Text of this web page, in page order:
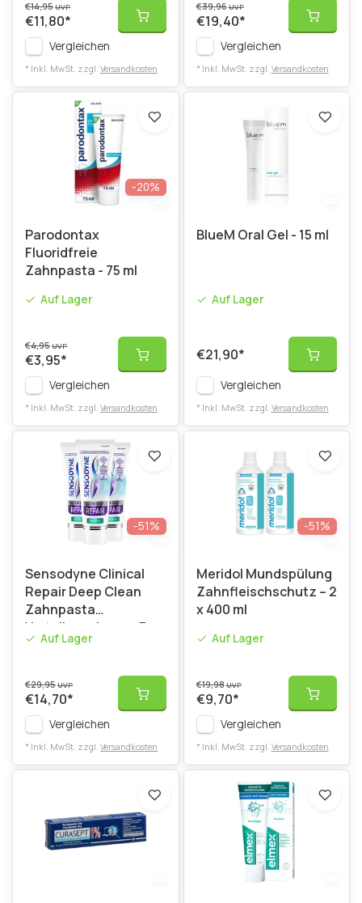
€14,95UVP
€11,80*
Vergleichen
* Inkl. MwSt. zzgl. Versandkosten
€39,96UVP
€19,40*
Vergleichen
* Inkl. MwSt. zzgl. Versandkosten
-20%
Parodontax
Fluoridfreie
Zahnpasta - 75 ml
Auf Lager
€4,95UVP
€3,95*
Vergleichen
* Inkl. MwSt. zzgl. Versandkosten
BlueM Oral Gel - 15 ml
Auf Lager
€21,90*
Vergleichen
* Inkl. MwSt. zzgl. Versandkosten
-51%
Sensodyne Clinical
Repair Deep Clean
Zahnpasta
Vorteilspackung – 3 x
75 mlAuf Lager
€29,95UVP
€14,70*
Vergleichen
* Inkl. MwSt. zzgl. Versandkosten
-51%
Meridol Mundspülung
Zahnfleischschutz – 2
x 400 ml
Auf Lager
€19,98UVP
€9,70*
Vergleichen
* Inkl. MwSt. zzgl. Versandkosten